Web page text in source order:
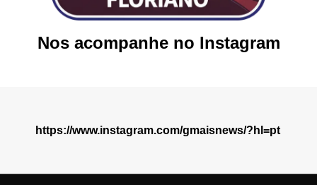
Nos acompanhe no Instagram
https://www.instagram.com/gmaisnews/?hl=pt